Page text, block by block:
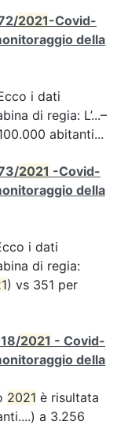
2021-Covid-
della
i dati
di regia: L’...–
abitanti...
2021 -Covid-
della
i dati
di regia:
) vs 351 per
2021 - Covid-
della
2021 è risultata
a 3.256